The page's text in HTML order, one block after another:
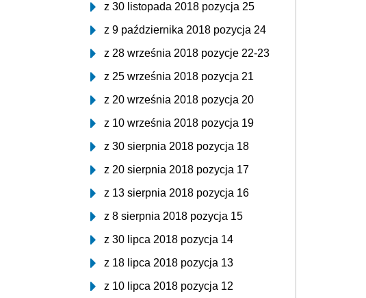
z 30 listopada 2018 pozycja 25
z 9 października 2018 pozycja 24
z 28 września 2018 pozycje 22-23
z 25 września 2018 pozycja 21
z 20 września 2018 pozycja 20
z 10 września 2018 pozycja 19
z 30 sierpnia 2018 pozycja 18
z 20 sierpnia 2018 pozycja 17
z 13 sierpnia 2018 pozycja 16
z 8 sierpnia 2018 pozycja 15
z 30 lipca 2018 pozycja 14
z 18 lipca 2018 pozycja 13
z 10 lipca 2018 pozycja 12